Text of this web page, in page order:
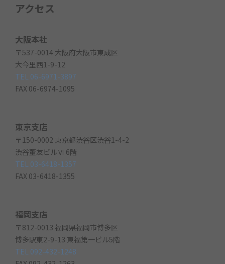
アクセス
大阪本社
〒537-0014 大阪府大阪市東成区
大今里西1-9-12
TEL 06-6971-3897
FAX 06-6974-1095
東京支店
〒150-0002 東京都渋谷区渋谷1-4-2
渋谷董友ビルⅥ 6階
TEL 03-6418-1357
FAX 03-6418-1355
福岡支店
〒812-0013 福岡県福岡市博多区
博多駅東2-9-13 東福第一ビル5階
TEL 092-432-1248